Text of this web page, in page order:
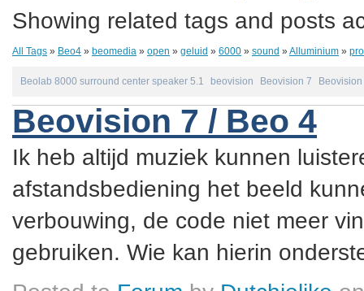
Showing related tags and posts
All Tags » Beo4 » beomedia » open » geluid » 6000 » sound »Alluminium »
Beolab 8000 surround center speaker 5.1 beovision Beovision 7
Beovision 7 / Beo 4
Ik heb altijd muziek kunnen
afstandsbediening het beeld
verbouwing, de code niet meer
gebruiken. Wie kan hierin